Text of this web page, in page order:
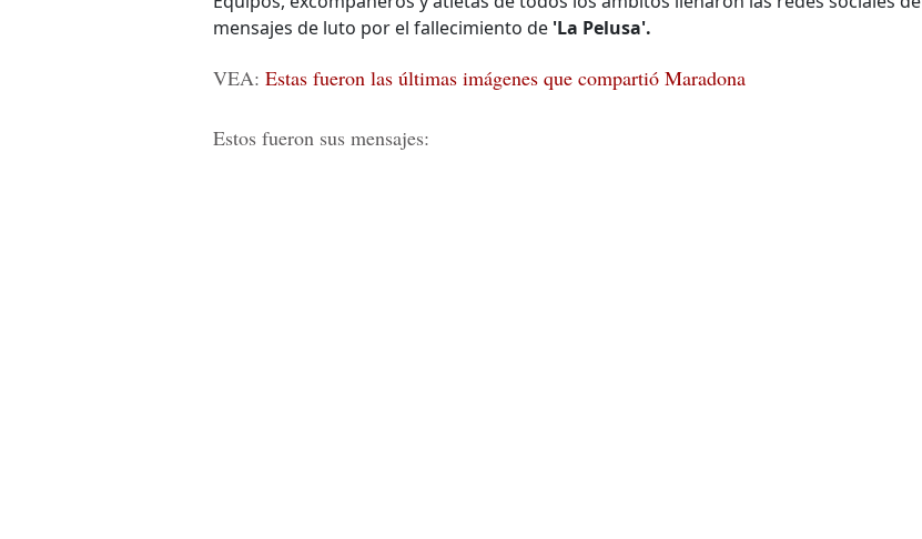
mensajes de luto por el fallecimiento de 'La Pelusa'.
VEA: Estas fueron las últimas imágenes que compartió Maradona
Estos fueron sus mensajes: